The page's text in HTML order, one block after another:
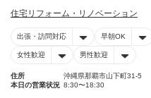
住宅リフォーム・リノベーション
出張・訪問対応 早朝OK
女性歓迎 男性歓迎
住所
沖縄県那覇市山下町31-5
本日の営業状況 8:30〜18:30